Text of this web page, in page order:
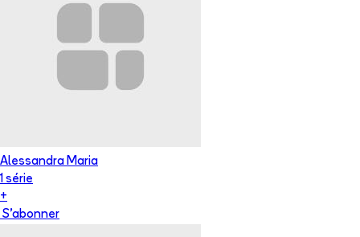
Alessandra Maria
1 série
+
S'abonner